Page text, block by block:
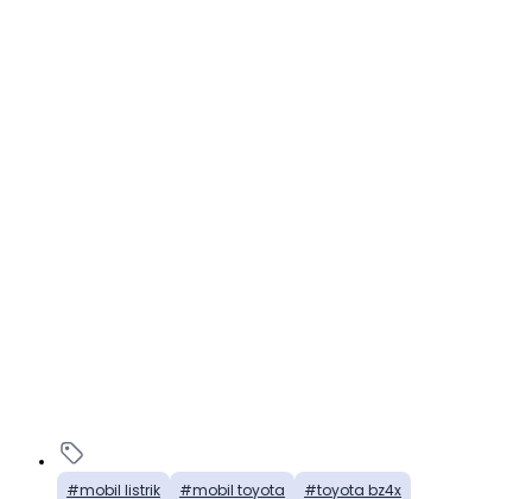
mobil listrik mobil toyota toyota bz4x